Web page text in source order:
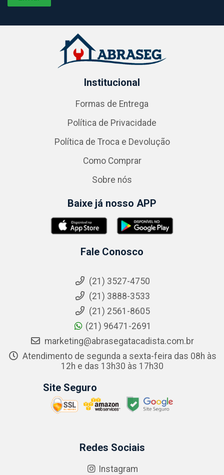
Institucional
Formas de Entrega
Política de Privacidade
Política de Troca e Devolução
Como Comprar
Sobre nós
Baixe já nosso APP
Fale Conosco
(21) 3527-4750
(21) 3888-3533
(21) 2561-8605
(21) 96471-2691
marketing@abrasegatacadista.com.br
Atendimento de segunda a sexta-feira das 08h às
12h e das 13h30 às 17h30
Site Seguro
Redes Sociais
Instagram